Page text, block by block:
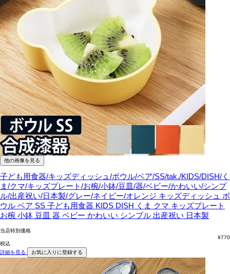
他の画像を見る
子ども用食器/キッズディッシュ/ボウル/ベア/SS/tak./KIDS/DISH/く
ま/クマ/キッズプレート/お椀/小鉢/豆皿/器/ベビー/かわいい/シンプ
ル/出産祝い/日本製/グレー/ネイビー/オレンジ キッズディッシュ ボ
ウル ベア SS 子ども用食器 KIDS DISH くま クマ キッズプレート
お椀 小鉢 豆皿 器 ベビー かわいい シンプル 出産祝い 日本製
当店特別価格
¥770
税込
詳細を見る
お気に入りに登録する